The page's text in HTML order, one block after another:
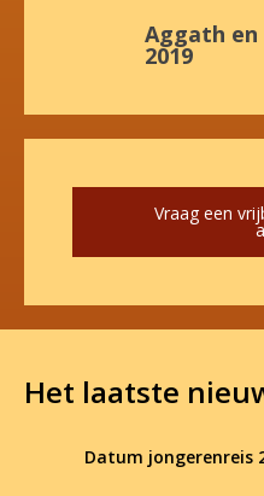
Aggath en
2019
Vraag een
Het laatste
Datum jongerenreis